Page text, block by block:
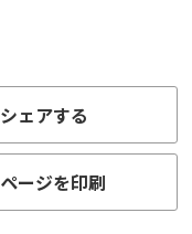
シェアする
ページを印刷